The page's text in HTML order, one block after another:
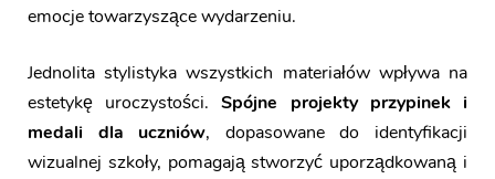
emocje towarzyszące wydarzeniu.
Jednolita stylistyka wszystkich materiałów wpływa na
estetykę uroczystości.Spójne projekty przypinek i
medali dla uczniów, dopasowane do identyfikacji
wizualnej szkoły, pomagają stworzyć uporządkowaną i